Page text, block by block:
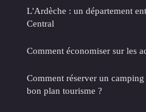
L'Ardèche : un département
Central
Comment économiser sur les
Comment réserver un
bon plan tourisme ?